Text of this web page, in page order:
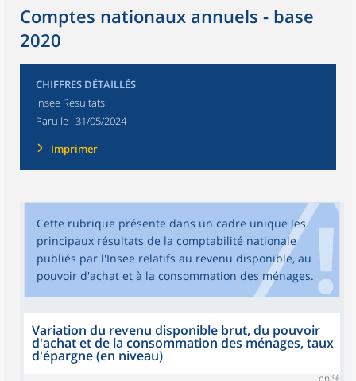
Comptes nationaux annuels - base
2020
CHIFFRES DÉTAILLÉS
Insee Résultats
Paru le : 31/05/2024
Imprimer
Cette rubrique présente dans un cadre unique les
principaux résultats de la comptabilité nationale
publiés par l'Insee relatifs au revenu disponible, au
pouvoir d'achat et à la consommation des ménages.
Variation du revenu disponible brut, du pouvoir
d'achat et de la consommation des ménages, taux
d'épargne (en niveau)
en %